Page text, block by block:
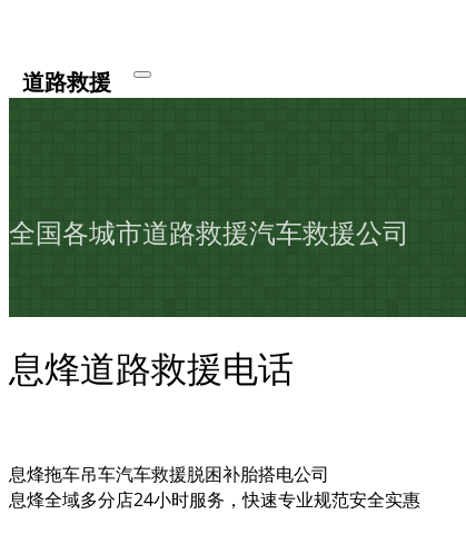
道路救援
全国各城市道路救援汽车救援公司
息烽道路救援电话
息烽拖车吊车汽车救援脱困补胎搭电公司
息烽全域多分店24小时服务，快速专业规范安全实惠